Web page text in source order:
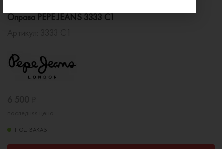
Оправа PEPE JEANS 3333 C1
ПОД ЗАКАЗ